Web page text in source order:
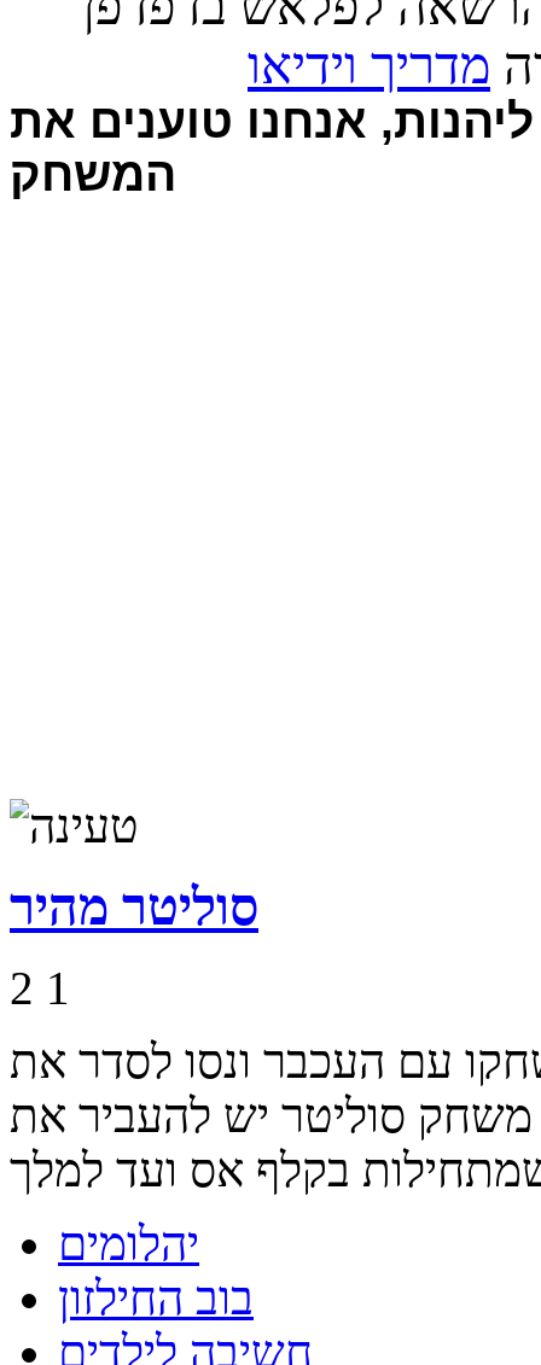
מדריך וידיאו
אנחנו טוענים את
המשחק
סוליטר מהיר
2 1
עם העכבר ונסו לסדר את
סוליטר יש להעביר את
יהלומים
בוב החילזון
חשיבה לילדים